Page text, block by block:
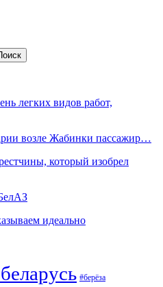
легких видов работ,
возле Жабинки пассажир…
который изобрел
идеально
#берёза